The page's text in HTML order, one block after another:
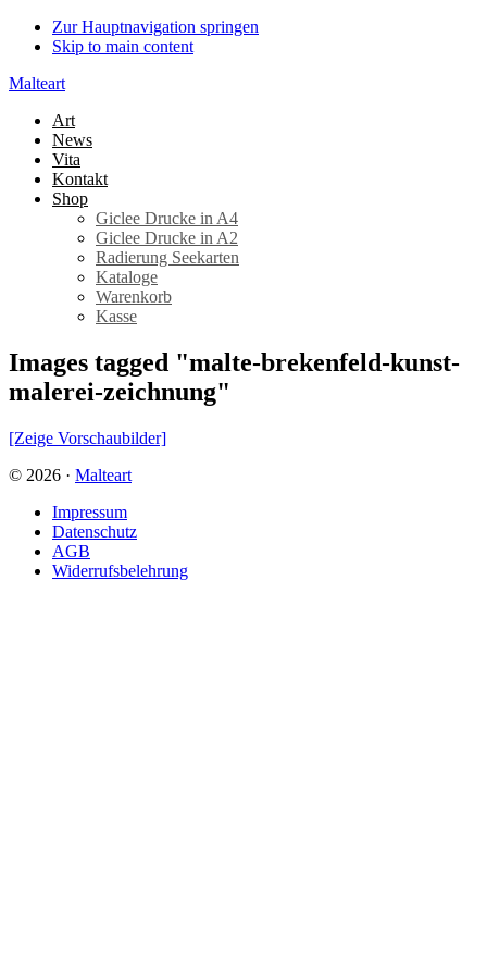
Zur Hauptnavigation springen
Skip to main content
Malteart
Art
News
Vita
Kontakt
Shop
Giclee Drucke in A4
Giclee Drucke in A2
Radierung Seekarten
Kataloge
Warenkorb
Kasse
Images tagged "malte-brekenfeld-kunst-
malerei-zeichnung"
[Zeige Vorschaubilder]
© 2026 · Malteart
Impressum
Datenschutz
AGB
Widerrufsbelehrung